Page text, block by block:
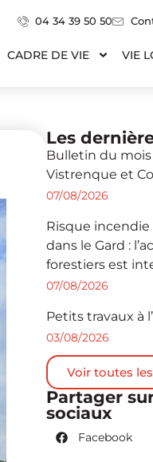
04 34 39 50 50
CADRE DE VIE VIE
Les
Bulletin du mois
Vistrenque et
07/08/2026
Risque
dans le Gard :
forestiers est
07/08/2026
Petits travaux à
03/08/2026
Voir toutes
Partager
sociaux
Facebook